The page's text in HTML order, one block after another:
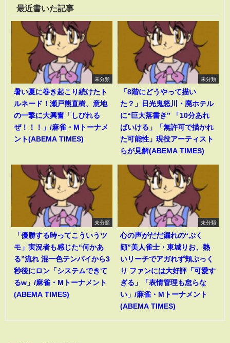
最近書いた記事
未分類
暑い夏に巻き起こり続けたト
ルネード！瀬戸熊直樹、意地
の一撃に大興奮「しびれる
ぜ！！！」/麻雀・Mトーナメ
ント(ABEMA TIMES)
未分類
「8階にどうやって描い
た？」日光鬼怒川・廃ホテル
に“巨大落書き” 「10分あれ
ばいける」「無許可で描かれ
た可能性」現役アーティスト
らが見解(ABEMA TIMES)
未分類
「優勝する時ってこういうツ
モ」実況者も感じた“何かあ
る”流れ 混一色テンパイから3
秒後にロン「システムできて
るw」/麻雀・Mトーナメント
(ABEMA TIMES)
未分類
心の声がだだ漏れの“ぷく
顔”美人雀士・東城りお、熱
いリーチでアガれず頬ぷっく
り ファンには大好評「可愛す
ぎる」「表情管理も怠らな
い」/麻雀・Mトーナメント
(ABEMA TIMES)